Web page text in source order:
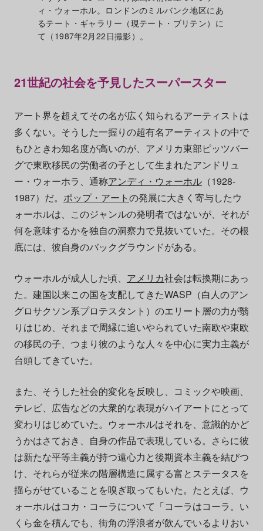
ィ・ウォーホル。ロンドンのミルバンク地区にあ
るテート・ギャラリー（現テート・ブリテン）に
て（1987年2月22日撮影）。
21世紀の社会を予見したスーパースター
アート界を超えてその名が広く知られるアーティストは
多くない。そうした一握りの超有名アーティストの中で
もひときわ知名度が高いのが、アメリカ東部ピッツバー
グで東欧移民の労働者の子として生まれたアンドリュ
ー・ウォーホラ、通称アンディ・ウォーホル（1928-
1987）だ。 ポップ・アートの発展に大きく寄与したウ
ォーホルは、このジャンルの発明者ではないが、それが
何を意味するかを独自の洞察力で見抜いていた。その根
底には、彼自身のバックグラウンドがある。
ウォーホルが成人した頃、 アメリカ社会は転換期にあっ
た。建国以来この国を支配してきたWASP（白人のアン
グロサクソン系プロテスタント）のエリート層の力が翳
りはじめ、それまで周縁に追いやられていた南欧や東欧
の移民の子、つまり彼のような人々を中心に実力主義が
台頭してきていた。
また、そうした社会的変化を反映し、コミックや映画、
テレビ、広告などの大衆的な表現がハイアートにとって
変わりはじめていた。ウォーホルはそれを、意識的かど
うかはさておき、自身の作品で表現している。さらに彼
は新たな平等主義が持つ遠心力と後期資本主義を結びつ
け、それらが従来の階層構造に属する富とステータスを
揺らがせていることを嗅ぎ取ってもいた。たとえば、ウ
ォーホルはコカ・コーラについて「コーラはコーラ。い
くら金を積んでも、街角の浮浪者が飲んでいるよりおい